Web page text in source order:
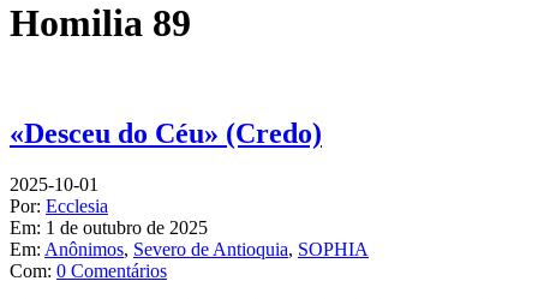
Homilia 89
«Desceu do Céu» (Credo)
2025-10-01
Por: Ecclesia
Em: 1 de outubro de 2025
Em: Anônimos, Severo de Antioquia, SOPHIA
Com: 0 Comentários